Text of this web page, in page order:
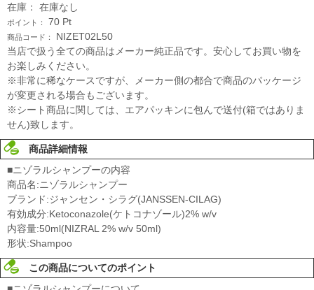
在庫： 在庫なし
ポイント： 70 Pt
商品コード：
NIZET02L50
当店で扱う全ての商品はメーカー純正品です。安心してお買い物を
お楽しみください。
※非常に稀なケースですが、メーカー側の都合で商品のパッケージ
が変更される場合もございます。
※シート商品に関しては、エアパッキンに包んで送付(箱ではありま
せん)致します。
商品詳細情報
■ニゾラルシャンプーの内容
商品名:ニゾラルシャンプー
ブランド:ジャンセン・シラグ(JANSSEN-CILAG)
有効成分:Ketoconazole(ケトコナゾール)2% w/v
内容量:50ml(NIZRAL 2% w/v 50ml)
形状:Shampoo
この商品についてのポイント